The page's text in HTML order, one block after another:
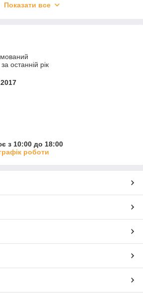
з карабінами 130 х 2,5 см
40 х 2,5 см
з регулюванням довжини 80 х 2
бічні пришивні елементи
Показати все
останній рік
з 10:00 до 18:00
роботи